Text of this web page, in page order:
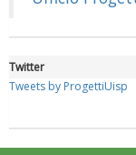
Twitter
Tweets by ProgettiUisp